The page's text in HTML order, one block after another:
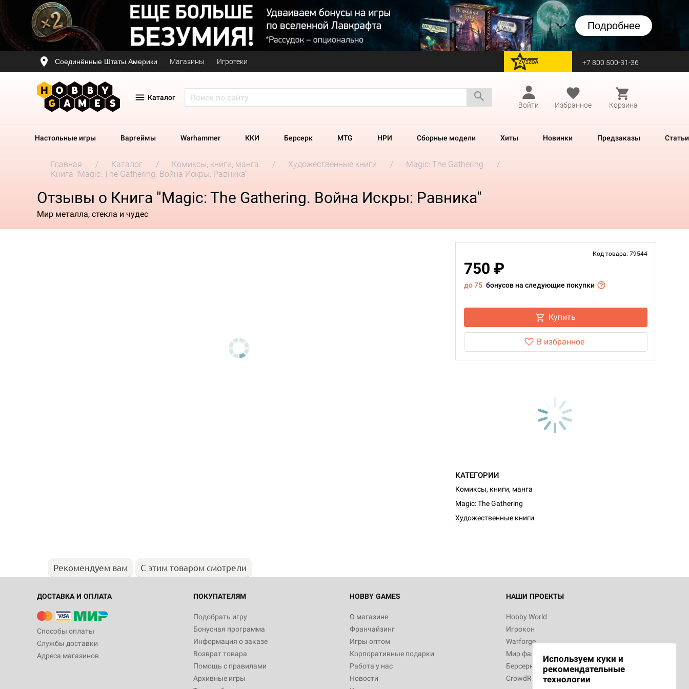
Подробнее
Соединённые Штаты Америки Магазины Игротеки перейти на Zvezda +7 800 500-31-36
Каталог
Войти
Избранное Корзина
Настольные игры Варгеймы Warhammer ККИ Берсерк MTG НРИ Сборные модели Хиты Новинки Предзаказы Статьи
Главная Каталог Комиксы, книги, манга Художественные книги
Magic: The Gathering
Книга "Magic: The Gathering. Война Искры: Равника"
Отзывы о Книга "Magic: The Gathering. Война Искры: Равника"
Мир металла, стекла и чудес
Код товара: 79544
750 ₽
до 75 бонусов на следующие покупки
Купить
В избранное
КАТЕГОРИИ
Комиксы, книги, манга
Magic: The Gathering
Художественные книги
Рекомендуем вам С этим товаром смотрели
ДОСТАВКА И ОПЛАТА
Способы оплаты
Службы доставки
Адреса магазинов
ПОКУПАТЕЛЯМ
Подобрать игру
Бонусная программа
Информация о заказе
Возврат товара
Помощь с правилами
Архивные игры
HOBBY GAMES
О магазине
Франчайзинг
Игры оптом
Корпоративные подарки
Работа у нас
Новости
НАШИ ПРОЕКТЫ
Hobby World
Игрокон
Warforge
Мир фантастики
Берсерк
CrowdRepublic
Используем куки и
рекомендательные
технологии